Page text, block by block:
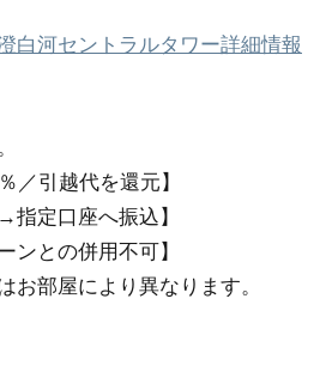
白河セントラルタワー詳細情報
／引越代を還元】
定口座へ振込】
ンとの併用不可】
部屋により異なります。